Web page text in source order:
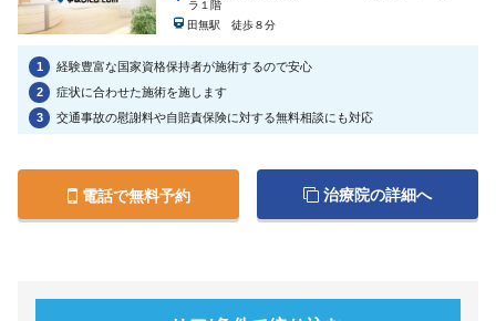
ラ１階
田無駅 徒歩８分
1
経験豊富な国家資格保持者が施術するので安心
2
症状に合わせた施術を施します
3
交通事故の慰謝料や自賠責保険に対する無料相談にも対応
電話で無料予約 治療院の詳細へ